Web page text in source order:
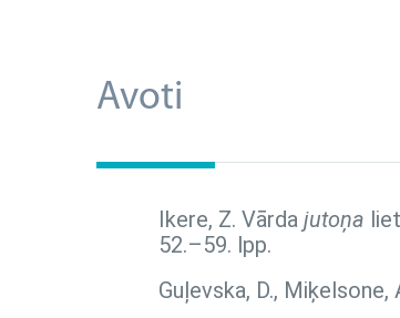
Avoti
Ikere, Z. Vārda jutoņa
52.–59. lpp.
Guļevska, D., Miķelsone,